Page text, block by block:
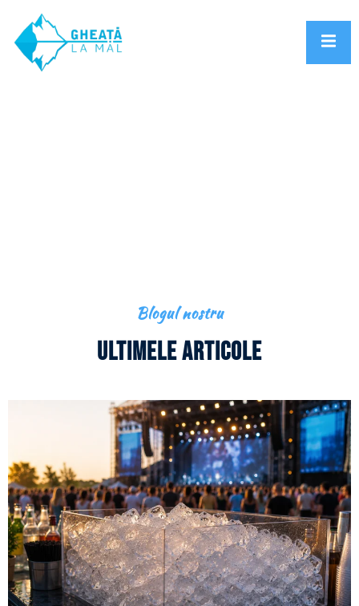
Blogul nostru
Ultimele articole